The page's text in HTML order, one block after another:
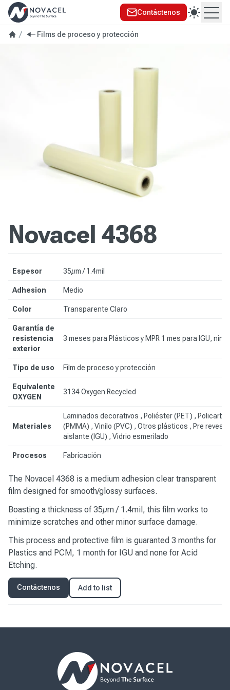
Contáctenos
Films de proceso y protección
Novacel 4368
Espesor 35µm / 1.4mil
Adhesion Medio
Color Transparente Claro
Garantía de
resistencia
exterior
3 meses para Plásticos y MPR 1 mes para IGU,
Tipo de uso Film de proceso y protección
Equivalente
OXYGEN
3134 Oxygen Recycled
Materiales
Laminados decorativos , Poliéster (PET) ,
(PMMA) , Vinilo (PVC) , Otros plásticos , Pre
aislante (IGU) , Vidrio esmerilado
Procesos Fabricación
The Novacel 4368 is a medium adhesion clear transparent
film designed for smooth/glossy surfaces.
Boasting a thickness of 35µm / 1.4mil, this film works to
minimize scratches and other minor surface damage.
This process and protective film is guaranted 3 months for
Plastics and PCM, 1 month for IGU and none for Acid
Etching.
Contáctenos Add to list